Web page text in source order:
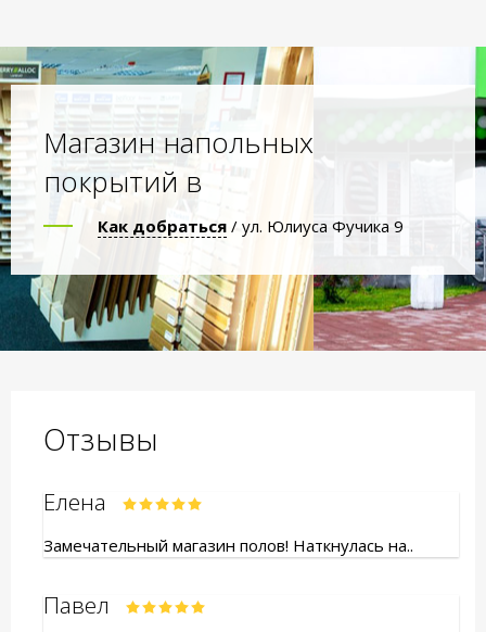
Магазин напольных
покрытий в
Как добраться / ул. Юлиуса Фучика 9
Отзывы
Елена
Замечательный магазин полов! Наткнулась на..
Павел